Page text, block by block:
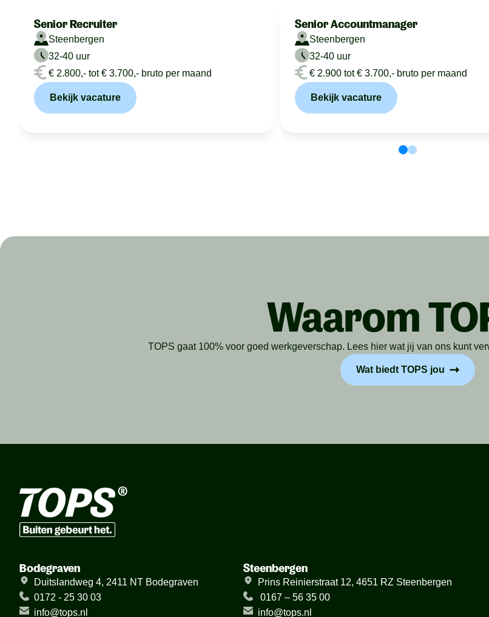
Senior Recruiter
Steenbergen
32-40 uur
€ 2.800,- tot € 3.700,- bruto per maand
Bekijk vacature
Senior Accountmanager
Steenbergen
32-40 uur
€ 2.900 tot € 3.700,- bruto per maand
Bekijk vacature
Waarom
TOPS gaat 100% voor goed werkgeverschap. Lees hier wat jij van ons kunt
Wat biedt TOPS jou
Bodegraven
Duitslandweg 4, 2411 NT Bodegraven
0172 - 25 30 03
info@tops.nl
Steenbergen
Prins Reinierstraat 12, 4651 RZ Steenbergen
0167 – 56 35 00
info@tops.nl